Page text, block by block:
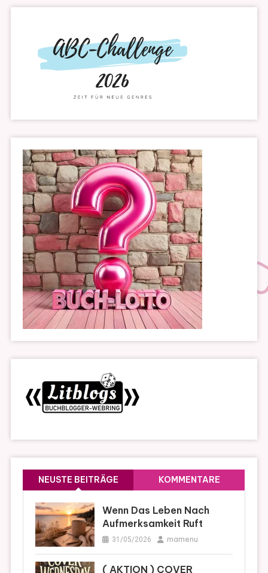
NEUSTE BEITRÄGE KOMMENTARE
Wenn Das Leben Nach
Aufmerksamkeit Ruft
31/05/2026 mamenu
( AKTION ) COVER